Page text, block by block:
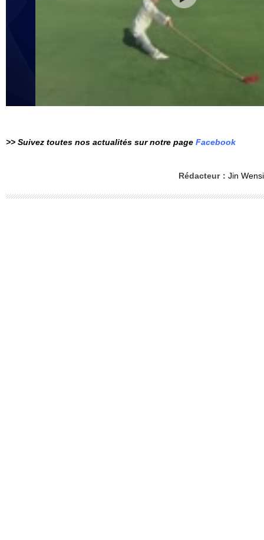
>> Suivez toutes nos actualités sur notre page Facebook
Rédacteur： Jin Wensi